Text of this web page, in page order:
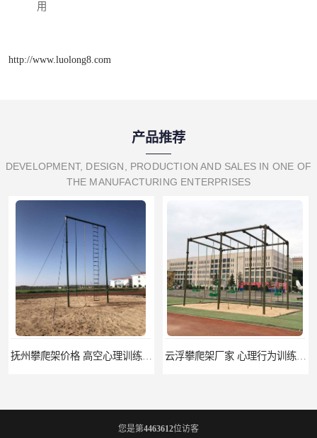
用
http://www.luolong8.com
产品推荐
DEVELOPMENT, DESIGN, PRODUCTION AND SALES IN ONE OF
THE MANUFACTURING ENTERPRISES
您是第4463612位访客